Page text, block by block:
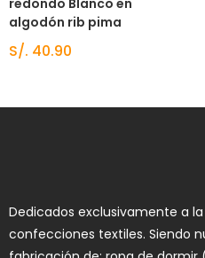
algodón rib pima
S/. 40.90
Dedicados exclusivamente a
confecciones textiles. Siendo